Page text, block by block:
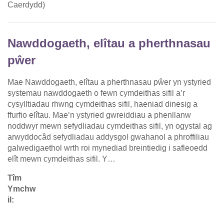
Caerdydd)
Nawddogaeth, elîtau a pherthnasau
pŵer
Mae Nawddogaeth, elîtau a pherthnasau pŵer yn ystyried
systemau nawddogaeth o fewn cymdeithas sifil a’r
cysylltiadau rhwng cymdeithas sifil, haeniad dinesig a
ffurfio elîtau. Mae’n ystyried gwreiddiau a phenllanw
noddwyr mewn sefydliadau cymdeithas sifil, yn ogystal ag
arwyddocâd sefydliadau addysgol gwahanol a phroffiliau
galwedigaethol wrth roi mynediad breintiedig i safleoedd
elît mewn cymdeithas sifil. Y…
Tîm
Ymchw
il: